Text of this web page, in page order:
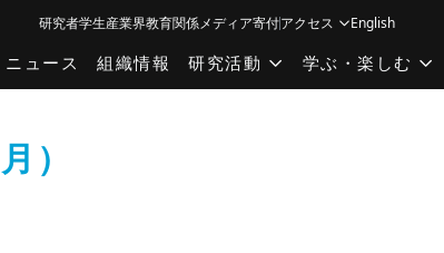
ニュース 組織情報 研究活動 学ぶ・楽しむ
研究者学生産業界教育関係メディア寄付アクセス English
）